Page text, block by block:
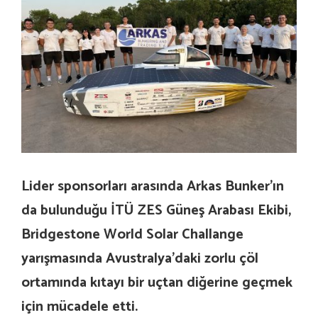
Lider sponsorları arasında Arkas Bunker’ın
da bulunduğu İTÜ ZES Güneş Arabası Ekibi,
Bridgestone World Solar Challange
yarışmasında Avustralya’daki zorlu çöl
ortamında kıtayı bir uçtan diğerine geçmek
için mücadele etti.